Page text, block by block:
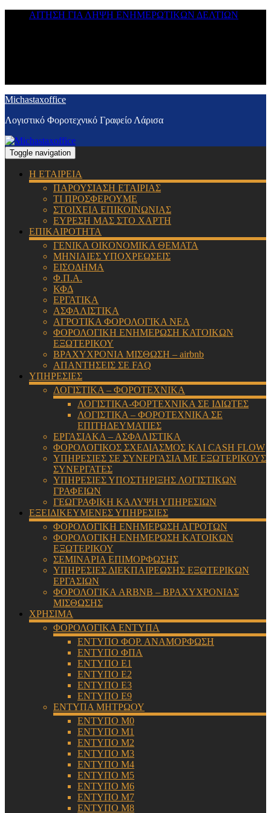
ΑΙΤΗΣΗ ΓΙΑ ΛΗΨΗ ΕΝΗΜΕΡΩΤΙΚΩΝ ΔΕΛΤΙΩΝ
Michastaxoffice
Λογιστικό Φοροτεχνικό Γραφείο Λάρισα
Toggle navigation
Η ΕΤΑΙΡΕΙΑ
ΠΑΡΟΥΣΙΑΣΗ ΕΤΑΙΡΙΑΣ
ΤΙ ΠΡΟΣΦΕΡΟΥΜΕ
ΣΤΟΙΧΕΙΑ ΕΠΙΚΟΙΝΩΝΙΑΣ
ΕΥΡΕΣΗ ΜΑΣ ΣΤΟ ΧΑΡΤΗ
ΕΠΙΚΑΙΡΟΤΗΤΑ
ΓΕΝΙΚΑ ΟΙΚΟΝΟΜΙΚΑ ΘΕΜΑΤΑ
ΜΗΝΙΑΙΕΣ ΥΠΟΧΡΕΩΣΕΙΣ
ΕΙΣΟΔΗΜΑ
Φ.Π.Α.
ΚΦΔ
ΕΡΓΑΤΙΚΑ
ΑΣΦΑΛΙΣΤΙΚΑ
ΑΓΡΟΤΙΚΑ ΦΟΡΟΛΟΓΙΚΑ ΝΕΑ
ΦΟΡΟΛΟΓΙΚΗ ΕΝΗΜΕΡΩΣΗ ΚΑΤΟΙΚΩΝ
ΕΞΩΤΕΡΙΚΟΥ
ΒΡΑΧΥΧΡΟΝΙΑ ΜΙΣΘΩΣΗ – airbnb
ΑΠΑΝΤΗΣΕΙΣ ΣΕ FAQ
ΥΠΗΡΕΣΙΕΣ
ΛΟΓΙΣΤΙΚΑ – ΦΟΡΟΤΕΧΝΙΚΑ
ΛΟΓΙΣΤΙΚΑ-ΦΟΡΤΕΧΝΙΚΑ ΣΕ ΙΔΙΩΤΕΣ
ΛΟΓΙΣΤΙΚΑ – ΦΟΡΟΤΕΧΝΙΚΑ ΣΕ
ΕΠΙΤΗΔΕΥΜΑΤΙΕΣ
ΕΡΓΑΣΙΑΚΑ – ΑΣΦΑΛΙΣΤΙΚΑ
ΦΟΡΟΛΟΓΙΚΟΣ ΣΧΕΔΙΑΣΜΟΣ ΚΑΙ CASH FLOW
ΥΠΗΡΕΣΙΕΣ ΣΕ ΣΥΝΕΡΓΑΣΙΑ ΜΕ ΕΞΩΤΕΡΙΚΟΥΣ
ΣΥΝΕΡΓΑΤΕΣ
ΥΠΗΡΕΣΙΕΣ ΥΠΟΣΤΗΡΙΞΗΣ ΛΟΓΙΣΤΙΚΩΝ
ΓΡΑΦΕΙΩΝ
ΓΕΩΓΡΑΦΙΚΗ ΚΑΛΥΨΗ ΥΠΗΡΕΣΙΩΝ
ΕΞΕΙΔΙΚΕΥΜΕΝΕΣ ΥΠΗΡΕΣΙΕΣ
ΦΟΡΟΛΟΓΙΚΗ ΕΝΗΜΕΡΩΣΗ ΑΓΡΟΤΩΝ
ΦΟΡΟΛΟΓΙΚΗ ΕΝΗΜΕΡΩΣΗ ΚΑΤΟΙΚΩΝ
ΕΞΩΤΕΡΙΚΟΥ
ΣΕΜΙΝΑΡΙΑ ΕΠΙΜΟΡΦΩΣΗΣ
ΥΠΗΡΕΣΙΕΣ ΔΙΕΚΠΑΙΡΕΩΣΗΣ ΕΞΩΤΕΡΙΚΩΝ
ΕΡΓΑΣΙΩΝ
ΦΟΡΟΛΟΓΙΚΑ ARBNB – ΒΡΑΧΥΧΡΟΝΙΑΣ
ΜΙΣΘΩΣΗΣ
ΧΡΗΣΙΜΑ
ΦΟΡΟΛΟΓΙΚΑ ΕΝΤΥΠΑ
ΕΝΤΥΠΟ ΦΟΡ. ΑΝΑΜΟΡΦΩΣΗ
ΕΝΤΥΠΟ ΦΠΑ
ΕΝΤΥΠΟ Ε1
ΕΝΤΥΠΟ Ε2
ΕΝΤΥΠΟ Ε3
ΕΝΤΥΠΟ Ε9
ΕΝΤΥΠΑ ΜΗΤΡΩΟΥ
ΕΝΤΥΠΟ Μ0
ΕΝΤΥΠΟ Μ1
ΕΝΤΥΠΟ Μ2
ΕΝΤΥΠΟ Μ3
ΕΝΤΥΠΟ Μ4
ΕΝΤΥΠΟ Μ5
ΕΝΤΥΠΟ Μ6
ΕΝΤΥΠΟ Μ7
ΕΝΤΥΠΟ Μ8